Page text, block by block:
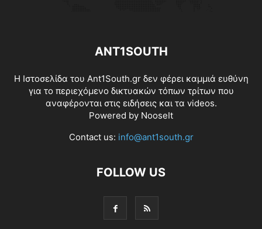
ANT1SOUTH
Η Ιστοσελίδα του Ant1South.gr δεν φέρει καμμιά ευθύνη
για το περιεχόμενο δικτυακών τόπων τρίτων που
αναφέρονται στις ειδήσεις και τα videos.
Powered by NooseIt
Contact us: info@ant1south.gr
FOLLOW US